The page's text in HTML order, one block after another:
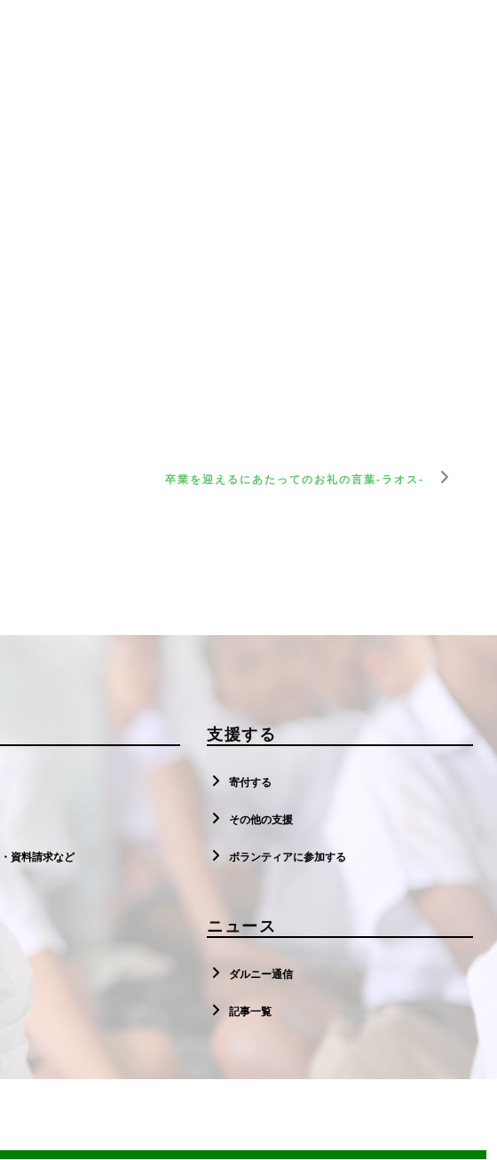
卒業を迎えるにあたってのお礼の言葉-ラオス-
資料請求など
支援する
寄付する
その他の支援
ボランティアに参加する
ニュース
ダルニー通信
記事一覧